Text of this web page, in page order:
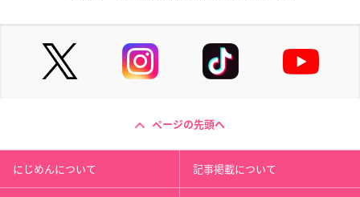
ページの先頭へ
にじめんについて 記事掲載について